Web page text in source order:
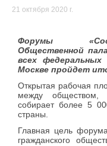
21 октября 2020 г.
Форумы
Общественной
всех
Москве пройдет
Открытая рабочая
между обществом,
собирает более 5
страны.
Главная цель
гражданского